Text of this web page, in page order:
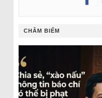
CHÂM BIẾM